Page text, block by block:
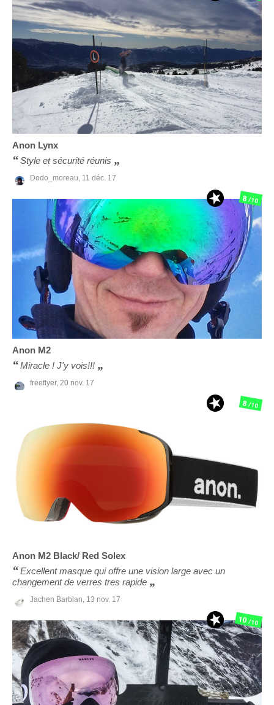
Anon Lynx
Style et sécurité réunis
Dodo_moreau, 11 déc. 17
Anon M2
Miracle ! J'y vois!!!
freeflyer, 20 nov. 17
8/10
Anon M2 Black/ Red Solex
Excellent masque qui offre une vision large avec un
changement de verres tres rapide
Jachen Barblan, 13 nov. 17
8/10
10/10